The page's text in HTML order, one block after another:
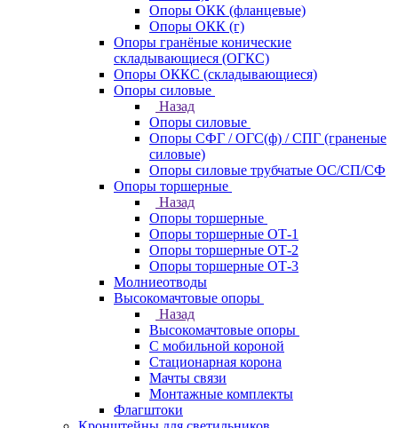
Опоры ОКК (фланцевые)
Опоры ОКК (г)
Опоры гранёные конические
складывающиеся (ОГКС)
Опоры ОККС (складывающиеся)
Опоры силовые
Назад
Опоры силовые
Опоры СФГ / ОГС(ф) / СПГ (граненые
силовые)
Опоры силовые трубчатые ОС/СП/СФ
Опоры торшерные
Назад
Опоры торшерные
Опоры торшерные ОТ-1
Опоры торшерные ОТ-2
Опоры торшерные ОТ-3
Молниеотводы
Высокомачтовые опоры
Назад
Высокомачтовые опоры
С мобильной короной
Стационарная корона
Мачты связи
Монтажные комплекты
Флагштоки